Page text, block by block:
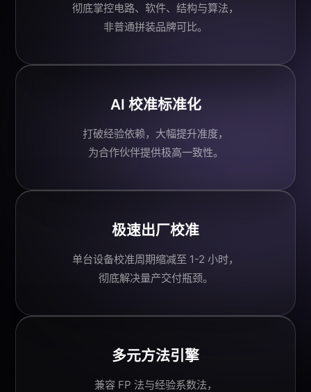
彻底掌控电路、软件、结构与算法，
非普通拼装品牌可比。
AI 校准标准化
打破经验依赖，大幅提升准度，
为合作伙伴提供极高一致性。
极速出厂校准
单台设备校准周期缩减至 1-2 小时，
彻底解决量产交付瓶颈。
多元方法引擎
兼容 FP 法与经验系数法，